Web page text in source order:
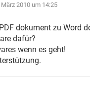
März 2010 um 14:25
dokument zu Word
dafür?
wenn es geht!